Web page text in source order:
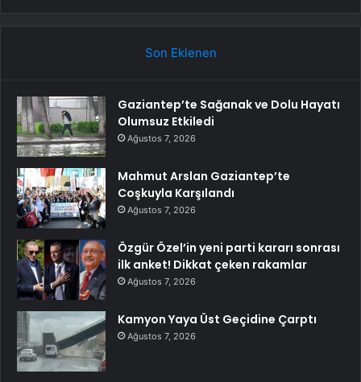
Son Eklenen
Gaziantep’te Sağanak ve Dolu Hayatı
Olumsuz Etkiledi
Ağustos 7, 2026
Mahmut Arslan Gaziantep’te
Coşkuyla Karşılandı
Ağustos 7, 2026
Özgür Özel’in yeni parti kararı sonrası
ilk anket! Dikkat çeken rakamlar
Ağustos 7, 2026
Kamyon Yaya Üst Geçidine Çarptı
Ağustos 7, 2026